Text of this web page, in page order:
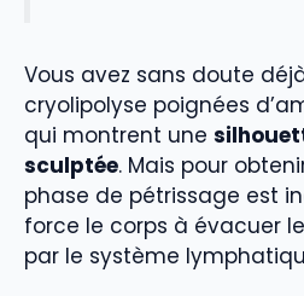
Vous avez sans doute
cryolipolyse poignées
qui montrent une
sculptée. Mais pour
phase de pétrissage est
force le corps à évacuer
par le système